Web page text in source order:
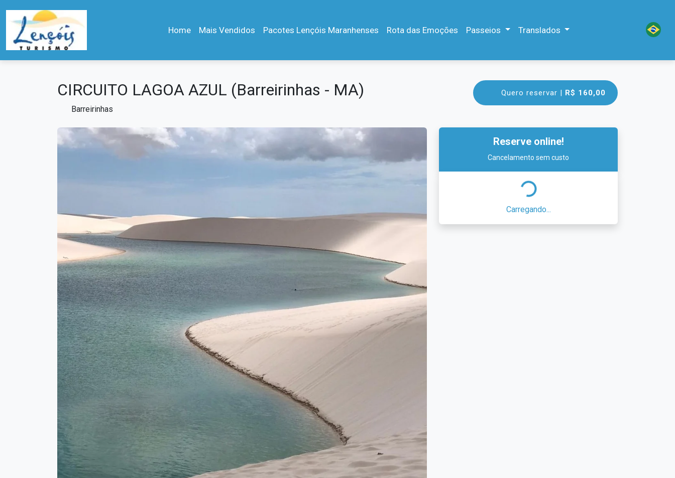
Home Mais Vendidos Pacotes Lençóis Maranhenses Rota das Emoções Passeios Translados
Quero reservar | R$ 160,00
CIRCUITO LAGOA AZUL (Barreirinhas - MA)
Barreirinhas
Reserve online!
Cancelamento sem custo
Carregando...